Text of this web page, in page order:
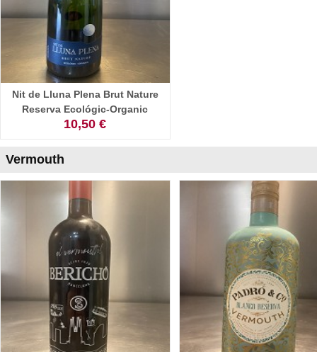
Nit de Lluna Plena Brut Nature
Reserva Ecológic-Organic
10,50 €
Vermouth